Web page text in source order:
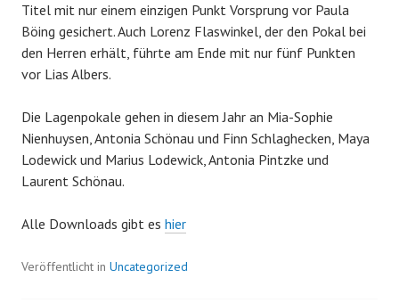
Titel mit nur einem einzigen Punkt Vorsprung vor Paula
Böing gesichert. Auch Lorenz Flaswinkel, der den Pokal bei
den Herren erhält, führte am Ende mit nur fünf Punkten
vor Lias Albers.
Die Lagenpokale gehen in diesem Jahr an Mia-Sophie
Nienhuysen, Antonia Schönau und Finn Schlaghecken, Maya
Lodewick und Marius Lodewick, Antonia Pintzke und
Laurent Schönau.
Alle Downloads gibt es hier
Veröffentlicht in Uncategorized